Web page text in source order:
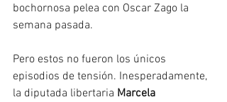
bochornosa pelea con Oscar Zago la
semana pasada.
Pero estos no fueron los únicos
episodios de tensión. Inesperadamente,
la diputada libertaria Marcela